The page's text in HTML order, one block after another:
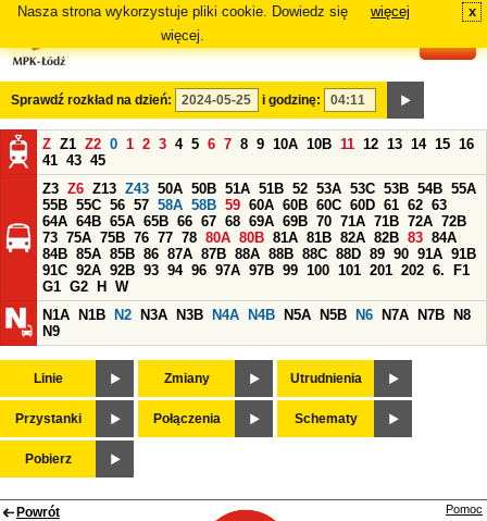
Nasza strona wykorzystuje pliki cookie. Dowiedz się
więcej.
więcej x
Sprawdź rozkład na dzień: i godzinę:
Z Z1 Z2 0 1 2 3 4 5 6 7 8 9 10A 10B 11 12 13 14 15 16
41 43 45
Z3 Z6 Z13 Z43 50A 50B 51A 51B 52 53A 53C 53B 54B 55A
55B 55C 56 57 58A 58B 59 60A 60B 60C 60D 61 62 63
64A 64B 65A 65B 66 67 68 69A 69B 70 71A 71B 72A 72B
73 75A 75B 76 77 78 80A 80B 81A 81B 82A 82B 83 84A
84B 85A 85B 86 87A 87B 88A 88B 88C 88D 89 90 91A 91B
91C 92A 92B 93 94 96 97A 97B 99 100 101 201 202 6.
F1
G1 G2 H
W
N1A
N1B N2 N3A N3B N4A N4B N5A N5B N6 N7A N7B
N8
N9
Linie Zmiany Utrudnienia
Przystanki Połączenia Schematy
Pobierz
Powrót Pomoc